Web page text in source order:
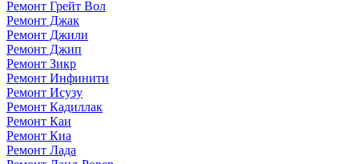
Ремонт Грейт Вол
Ремонт Джак
Ремонт Джили
Ремонт Джип
Ремонт Зикр
Ремонт Инфинити
Ремонт Исузу
Ремонт Кадиллак
Ремонт Каи
Ремонт Киа
Ремонт Лада